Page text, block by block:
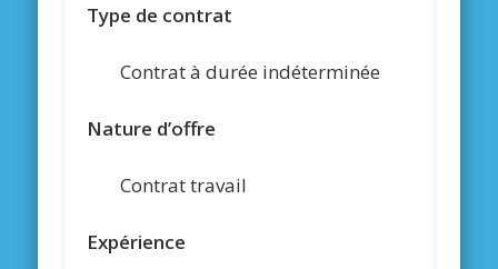
Type de contrat
Contrat à durée indéterminée
Nature d’offre
Contrat travail
Expérience